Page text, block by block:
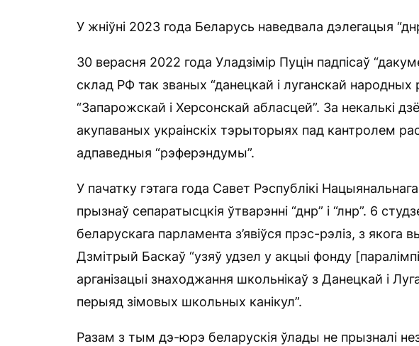
У жніўні 2023 года Беларусь наведвала дэлегацыя
30 верасня 2022 года Уладзімір Пуцін падпісаў
склад РФ так званых “данецкай і луганскай народных
“Запарожскай і Херсонскай абласцей”. За некалькі
акупаваных украінскіх тэрыторыях пад кантролем
адпаведныя “рэферэндумы”.
У пачатку гэтага года Савет Рэспублікі
прызнаў сепаратысцкія ўтварэнні “днр” і “лнр”. 6
беларускага парламента з’явіўся прэс-рэліз, з
Дзмітрый Баскаў “узяў удзел у акцыі фонду
арганізацыі знаходжання школьнікаў з Данецкай і
перыяд зімовых школьных канікул”.
Разам з тым дэ-юрэ беларускія ўлады не прызналі